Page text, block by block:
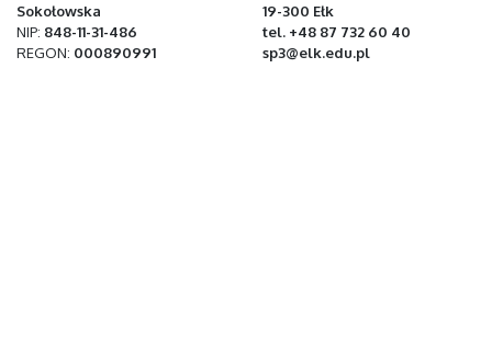
Sokołowska
NIP: 848-11-31-486
REGON: 000890991
19-300 Ełk
tel. +48 87 732 60 40
sp3@elk.edu.pl